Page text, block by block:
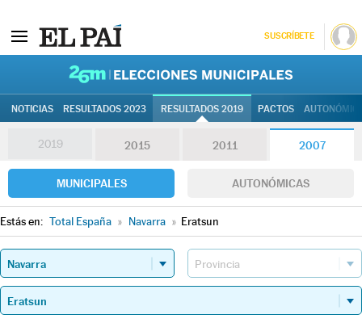
SUSCRÍBETE
NOTICIAS RESULTADOS 2023 RESULTADOS 2019 PACTOS
2019 2015 2011 2007
MUNICIPALES AUTONÓMICAS
Estás en: Total España » Navarra » Eratsun